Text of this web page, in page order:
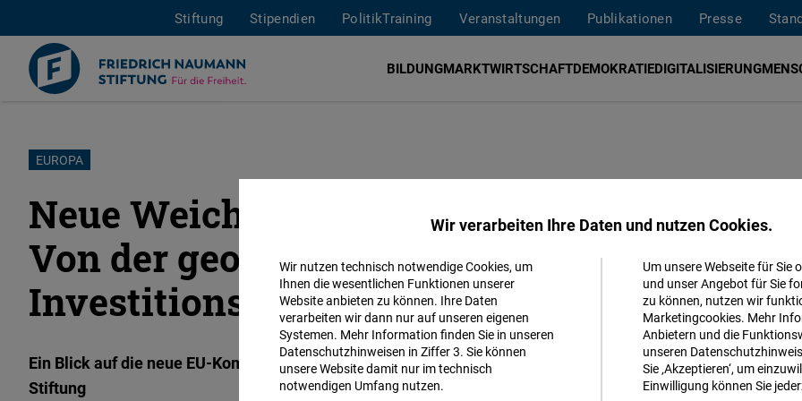
Direkt
Inhalt
Stiftung Stipendien PolitikTraining Veranstaltungen Publikationen Presse
BILDUNGMARKTWIRTSCHAFTDEMOKRATIEDIGITALISIERUNG
EUROPA
Neue Weichenstellung in Brüssel:
Von der geopolitischen zur
Investitionskommission
Ein Blick auf die neue EU-Kommission aus dem Brüsseler Büro der Friedrich-Naumann-
Stiftung
Wir verarbeiten Ihre Daten und nutzen Cookies.
Wir nutzen technisch notwendige Cookies, um
Ihnen die wesentlichen Funktionen unserer
Website anbieten zu können. Ihre Daten
verarbeiten wir dann nur auf unseren eigenen
Systemen. Mehr Information finden Sie in unseren
Datenschutzhinweisen in Ziffer 3. Sie können
unsere Website damit nur im technisch
notwendigen Umfang nutzen.
Um unsere Webseite für Sie
und unser Angebot für Sie
zu können, nutzen wir
Marketingcookies. Mehr
Anbietern und die
unseren
Sie ‚Akzeptieren‘, um
Einwilligung können Sie
Matomo
Facebook
Embed
Akzeptieren